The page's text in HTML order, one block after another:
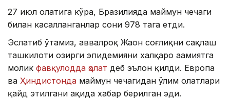
27 июл ҳолатига кўра, Бразилияда маймун чечаги
билан касалланганлар сони 978 тага етди.
Эслатиб ўтамиз, аввалроқ Жаҳон соғлиқни сақлаш
ташкилоти ҳозирги эпидемияни халқаро аҳамиятга
молик фавқулодда ҳолат деб эълон қилди. Европа
ва Ҳиндистонда маймун чечагидан ўлим ҳолатлари
қайд этилгани ҳақида хабар берилган эди.